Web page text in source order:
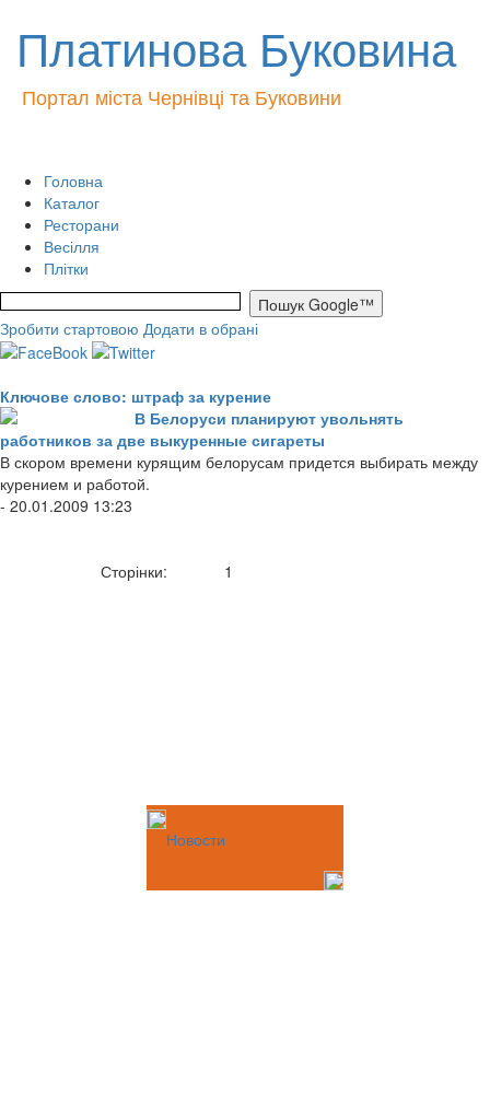
Платинова Буковина
Портал міста Чернівці та Буковини
Головна
Каталог
Ресторани
Весілля
Плітки
Зробити стартовою Додати в обрані
Ключове слово: штраф за курение
В Белоруси планируют увольнять
работников за две выкуренные сигареты
В скором времени курящим белорусам придется выбирать между
курением и работой.
- 20.01.2009 13:23
Сторінки: 1
Новости